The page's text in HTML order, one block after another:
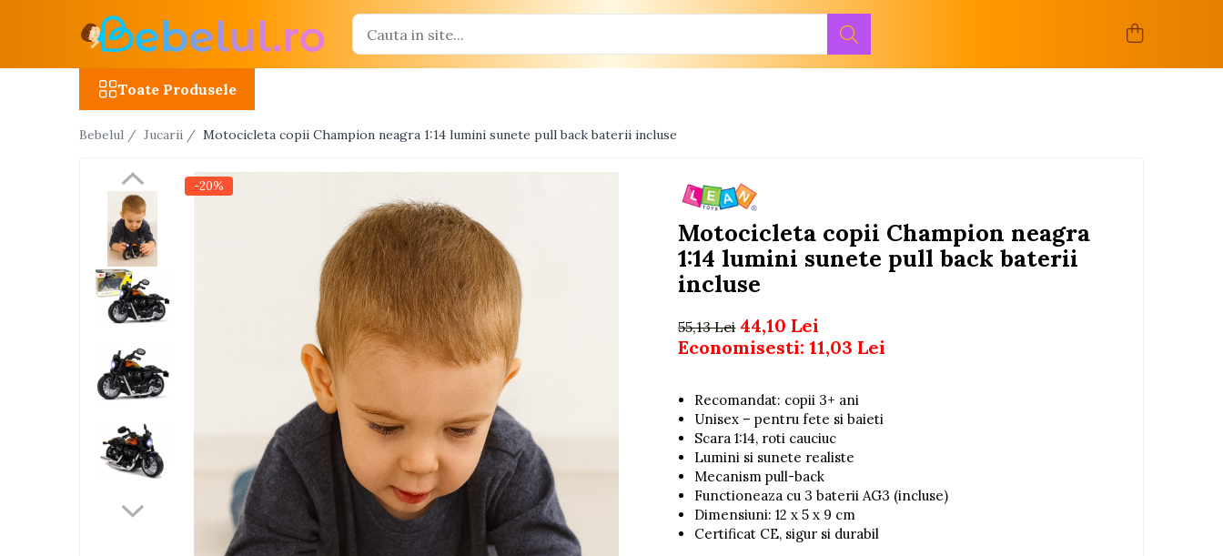
Masinute R/C
Avioane si elicoptere R/C
Motociclete R/C
Interactive, educative si muzicale
Saltelute si centre de activitati
Toate Produsele
Bebelul / Jucarii / Motocicleta copii Champion neagra 1:14 lumini sunete pull back baterii incluse
Motocicleta copii Champion neagra
1:14 lumini sunete pull back baterii
incluse
-20%
55,13 Lei 44,10 Lei
Economisesti:11,03 Lei
Recomandat: copii 3+ ani
Unisex – pentru fete si baieti
Scara 1:14, roti cauciuc
Lumini si sunete realiste
Mecanism pull-back
Functioneaza cu 3 baterii AG3 (incluse)
Dimensiuni: 12 x 5 x 9 cm
Certificat CE, sigur si durabil